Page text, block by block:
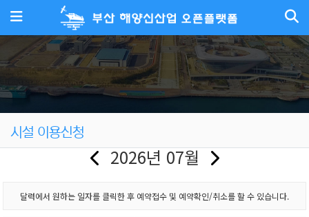
메뉴
시설 이용신청
2026년 07월
달력에서 원하는 일자를 클릭한 후 예약접수 및 예약확인/취소를 할 수 있습니다.